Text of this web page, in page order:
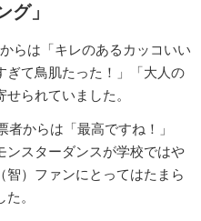
」
らは「キレのあるカッコいい
ぎて鳥肌たった！」「大人の
られていました。
からは「最高ですね！」
ンスターダンスが学校ではや
智）ファンにとってはたまら
。